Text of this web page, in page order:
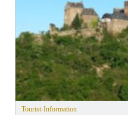
Tourist-Information